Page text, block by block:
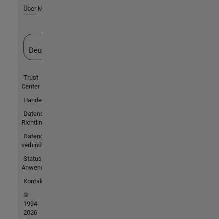
Über MathWorks
Deutschland
Trust
Center
Handelsmarken
Datenschutz-
Richtlinien
Datendiebstahl
verhindern
Status von
Anwendungen
Kontakt
©
1994-
2026